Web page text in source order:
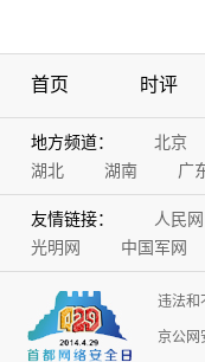
首页 时评
地方频道： 北京
湖北
湖南 广
友情链接： 人民网
光明网
中国军网
违法和
京公网